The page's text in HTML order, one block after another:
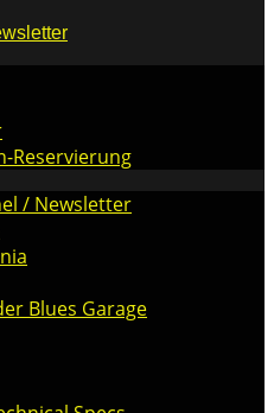
Reservierung
/ Newsletter
Blues Garage